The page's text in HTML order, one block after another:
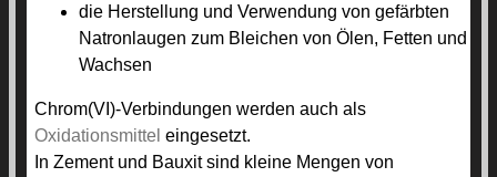
die Herstellung und Verwendung von gefärbten
Natronlaugen zum Bleichen von Ölen, Fetten und
Wachsen
Chrom(VI)-Verbindungen werden auch als
Oxidationsmittel eingesetzt.
In Zement und Bauxit sind kleine Mengen von